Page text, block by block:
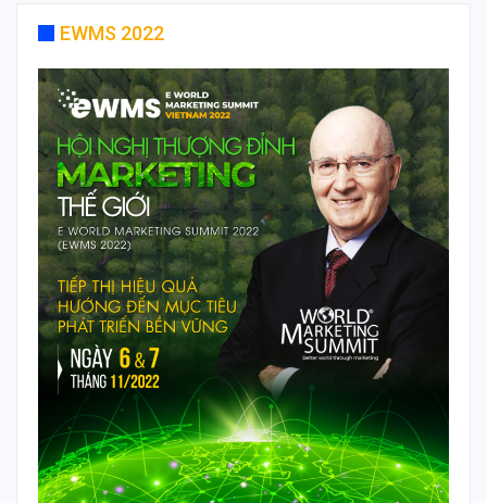
EWMS 2022